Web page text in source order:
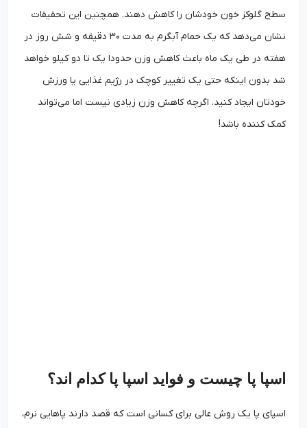
سطح گلوکز خون خودشان را کاهش دهند. همچنین این تحقیقات
نشان می‌دهد که یک حمام آبگرم به مدت ۳۰ دقیقه و شش روز در
هفته در طی یک ماه باعث کاهش وزن حدودا یک تا دو کیلو خواهد
شد بدون اینکه حتی یک تغییر کوچک در رژیم غذایی یا ورزش
خودتان ایجاد کنید. اگرچه کاهش وزن زیادی نیست اما می‌تواند
کمک کننده باشد!
اسپا پا چیست و فواید اسپا پا کدام اند؟
اسپای پا یک روش عالی برای کسانی است که قصد دارند پاهایی نرم،